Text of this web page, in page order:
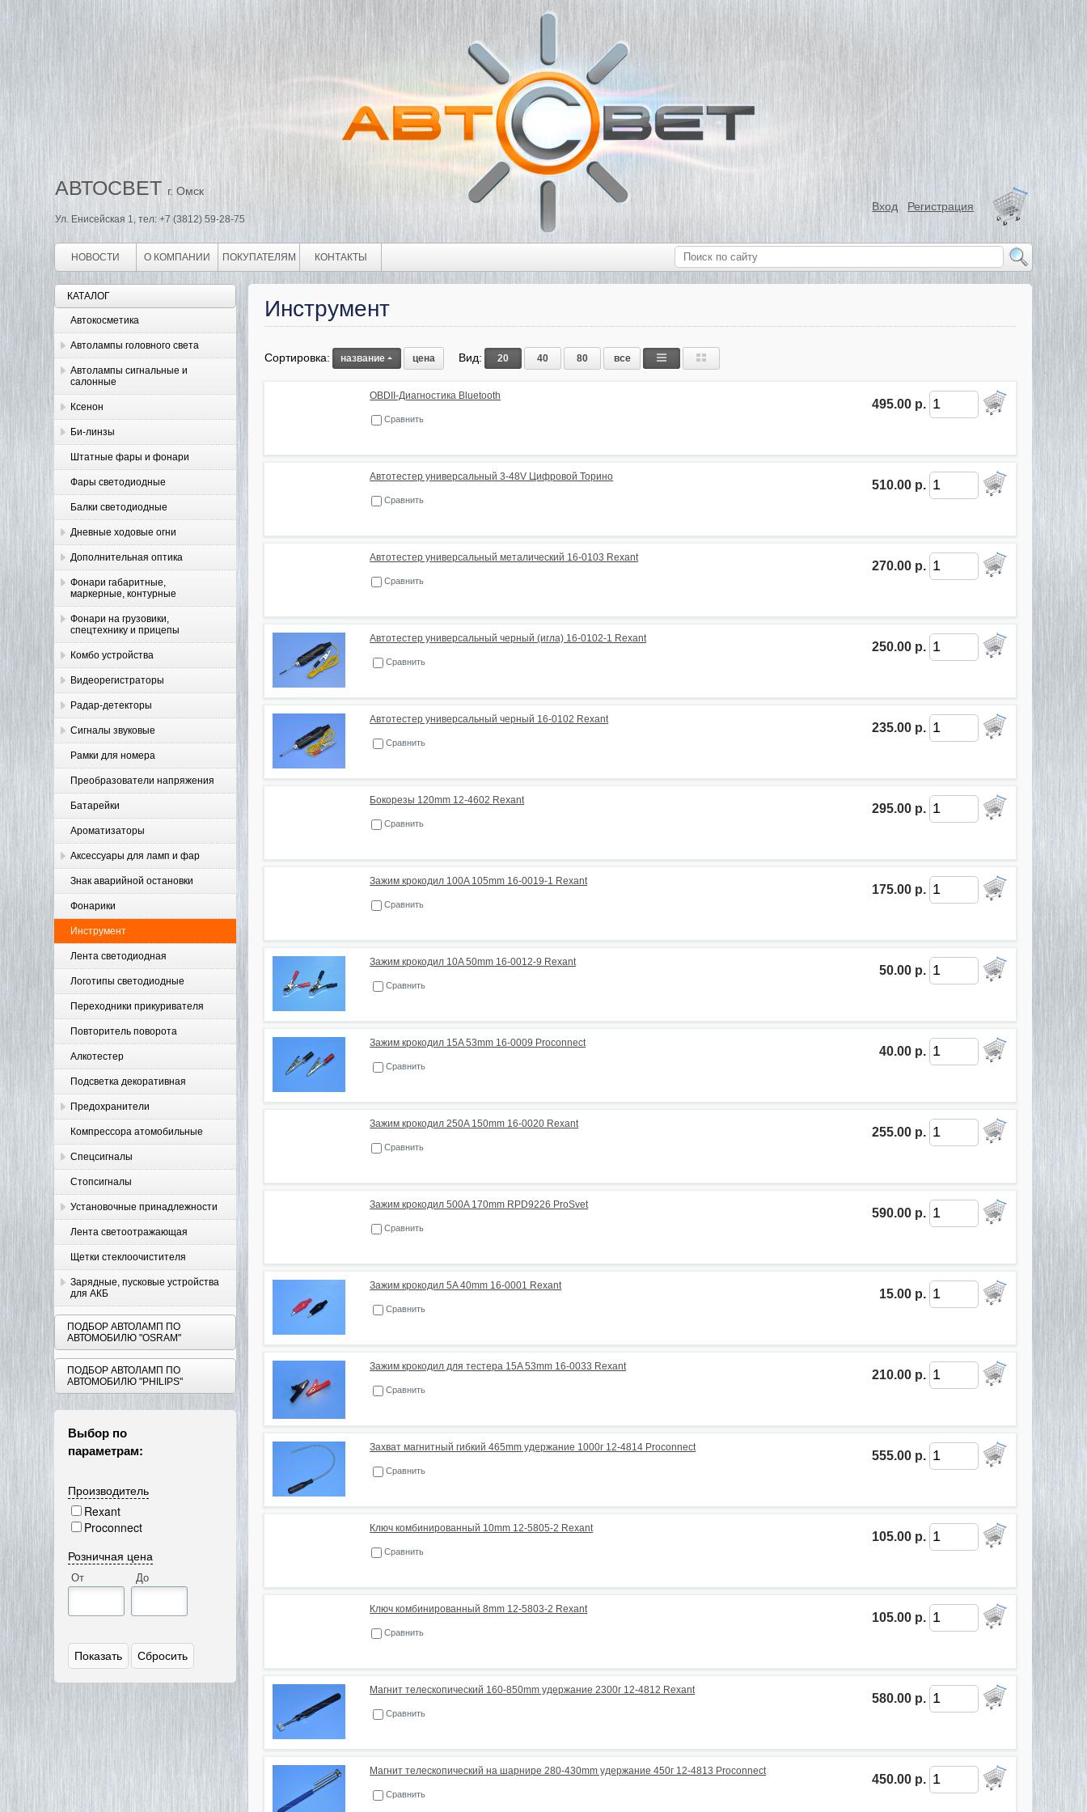
АВТОСВЕТ г. Омск
Ул. Енисейская 1, тел: +7 (3812) 59-28-75
Вход Регистрация
НОВОСТИ О КОМПАНИИ ПОКУПАТЕЛЯМ КОНТАКТЫ
КАТАЛОГ
Автокосметика
Автолампы головного света
Автолампы сигнальные и
салонные
Ксенон
Би-линзы
Штатные фары и фонари
Фары светодиодные
Балки светодиодные
Дневные ходовые огни
Дополнительная оптика
Фонари габаритные,
маркерные, контурные
Фонари на грузовики,
спецтехнику и прицепы
Комбо устройства
Видеорегистраторы
Радар-детекторы
Сигналы звуковые
Рамки для номера
Преобразователи напряжения
Батарейки
Ароматизаторы
Аксессуары для ламп и фар
Знак аварийной остановки
Фонарики
Инструмент
Лента светодиодная
Логотипы светодиодные
Переходники прикуривателя
Повторитель поворота
Алкотестер
Подсветка декоративная
Предохранители
Компрессора атомобильные
Спецсигналы
Стопсигналы
Установочные принадлежности
Лента светоотражающая
Щетки стеклоочистителя
Зарядные, пусковые устройства
для АКБ
ПОДБОР АВТОЛАМП ПО
АВТОМОБИЛЮ "OSRAM"
ПОДБОР АВТОЛАМП ПО
АВТОМОБИЛЮ "PHILIPS"
Выбор по
параметрам:
Производитель
Rexant
Proconnect
Розничная цена
От До
Инструмент
Сортировка: название цена Вид: 20 40 80 все
495.00 р.
OBDII-Диагностика Bluetooth
Сравнить
510.00 р.
Автотестер универсальный 3-48V Цифровой Торино
Сравнить
270.00 р.
Автотестер универсальный металический 16-0103 Rexant
Сравнить
250.00 р.
Автотестер универсальный черный (игла) 16-0102-1 Rexant
Сравнить
235.00 р.
Автотестер универсальный черный 16-0102 Rexant
Сравнить
295.00 р.
Бокорезы 120mm 12-4602 Rexant
Сравнить
175.00 р.
Зажим крокодил 100A 105mm 16-0019-1 Rexant
Сравнить
50.00 р.
Зажим крокодил 10A 50mm 16-0012-9 Rexant
Сравнить
40.00 р.
Зажим крокодил 15A 53mm 16-0009 Proconnect
Сравнить
255.00 р.
Зажим крокодил 250A 150mm 16-0020 Rexant
Сравнить
590.00 р.
Зажим крокодил 500A 170mm RPD9226 ProSvet
Сравнить
15.00 р.
Зажим крокодил 5A 40mm 16-0001 Rexant
Сравнить
210.00 р.
Зажим крокодил для тестера 15A 53mm 16-0033 Rexant
Сравнить
555.00 р.
Захват магнитный гибкий 465mm удержание 1000г 12-4814 Proconnect
Сравнить
105.00 р.
Ключ комбинированный 10mm 12-5805-2 Rexant
Сравнить
105.00 р.
Ключ комбинированный 8mm 12-5803-2 Rexant
Сравнить
580.00 р.
Магнит телескопический 160-850mm удержание 2300г 12-4812 Rexant
Сравнить
450.00 р.
Магнит телескопический на шарнире 280-430mm удержание 450г 12-4813 Proconnect
Сравнить